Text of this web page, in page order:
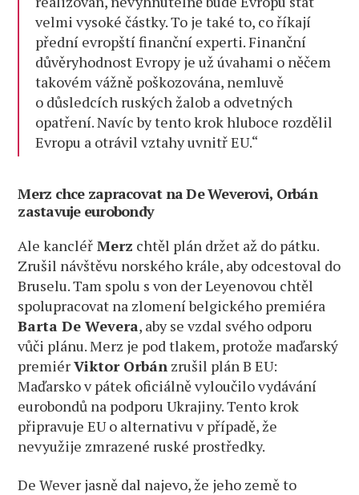
velmi vysoké částky. To je také to, co říkají
přední evropští finanční experti. Finanční
důvěryhodnost Evropy je už úvahami o něčem
takovém vážně poškozována, nemluvě
o důsledcích ruských žalob a odvetných
opatření. Navíc by tento krok hluboce rozdělil
Evropu a otrávil vztahy uvnitř EU.“
Merz chce zapracovat na De Weverovi, Orbán
zastavuje eurobondy
Ale kancléř Merz chtěl plán držet až do pátku.
Zrušil návštěvu norského krále, aby odcestoval do
Bruselu. Tam spolu s von der Leyenovou chtěl
spolupracovat na zlomení belgického premiéra
Barta De Wevera, aby se vzdal svého odporu
vůči plánu. Merz je pod tlakem, protože maďarský
premiérViktor Orbán zrušil plán B EU:
Maďarsko v pátek oficiálně vyloučilo vydávání
eurobondů na podporu Ukrajiny. Tento krok
připravuje EU o alternativu v případě, že
nevyužije zmrazené ruské prostředky.
De Wever jasně dal najevo, že jeho země to